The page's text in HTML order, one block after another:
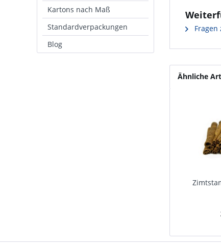
Kartons nach Maß
Standardverpackungen
Blog
Fragen
Ähnliche